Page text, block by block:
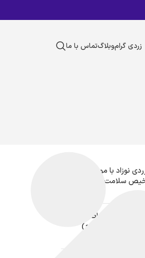
زردی گراموبلاگتماس با ما
نوزاد با موبایل، انقلابی
سلامت نوزادان
زردی نوزاد؛ ارتباط یا اتفاق؟
علمی باورهای رایج)